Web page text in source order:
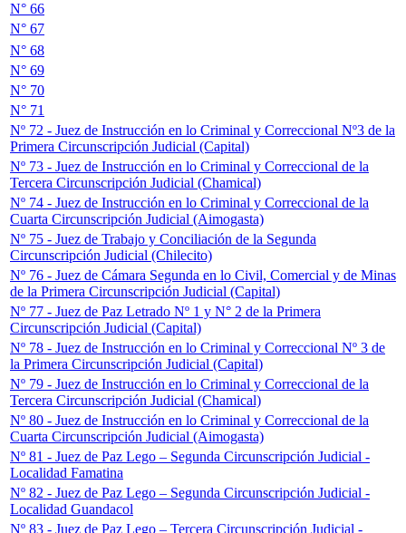
N° 66
N° 67
N° 68
N° 69
N° 70
N° 71
Nº 72 - Juez de Instrucción en lo Criminal y Correccional Nº3 de la
Primera Circunscripción Judicial (Capital)
Nº 73 - Juez de Instrucción en lo Criminal y Correccional de la
Tercera Circunscripción Judicial (Chamical)
Nº 74 - Juez de Instrucción en lo Criminal y Correccional de la
Cuarta Circunscripción Judicial (Aimogasta)
Nº 75 - Juez de Trabajo y Conciliación de la Segunda
Circunscripción Judicial (Chilecito)
Nº 76 - Juez de Cámara Segunda en lo Civil, Comercial y de Minas
de la Primera Circunscripción Judicial (Capital)
Nº 77 - Juez de Paz Letrado Nº 1 y N° 2 de la Primera
Circunscripción Judicial (Capital)
Nº 78 - Juez de Instrucción en lo Criminal y Correccional Nº 3 de
la Primera Circunscripción Judicial (Capital)
Nº 79 - Juez de Instrucción en lo Criminal y Correccional de la
Tercera Circunscripción Judicial (Chamical)
Nº 80 - Juez de Instrucción en lo Criminal y Correccional de la
Cuarta Circunscripción Judicial (Aimogasta)
Nº 81 - Juez de Paz Lego – Segunda Circunscripción Judicial -
Localidad Famatina
Nº 82 - Juez de Paz Lego – Segunda Circunscripción Judicial -
Localidad Guandacol
Nº 83 - Juez de Paz Lego – Tercera Circunscripción Judicial -